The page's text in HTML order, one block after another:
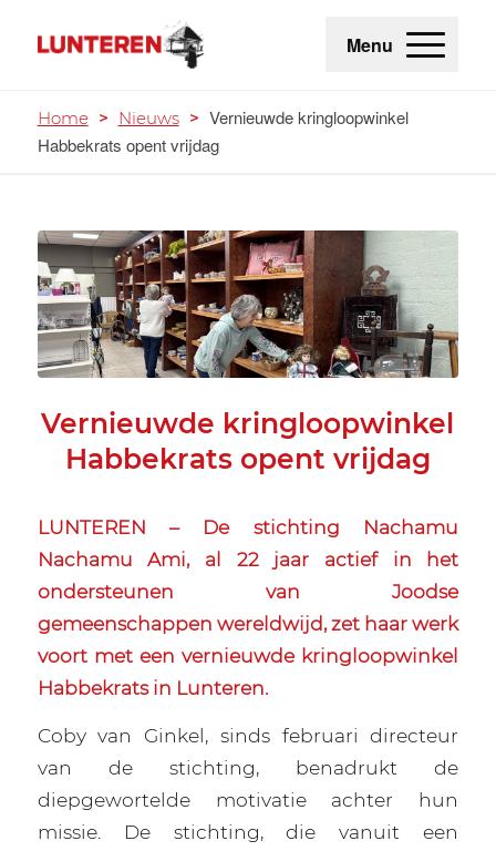
Menu
Home > Nieuws > Vernieuwde kringloopwinkel
Habbekrats opent vrijdag
Vernieuwde kringloopwinkel
Habbekrats opent vrijdag
LUNTEREN – De stichting Nachamu
Nachamu Ami, al 22 jaar actief in het
ondersteunen van Joodse
gemeenschappen wereldwijd, zet haar werk
voort met een vernieuwde kringloopwinkel
Habbekrats in Lunteren.
Coby van Ginkel, sinds februari directeur
van de stichting, benadrukt de
diepgewortelde motivatie achter hun
missie. De stichting, die vanuit een